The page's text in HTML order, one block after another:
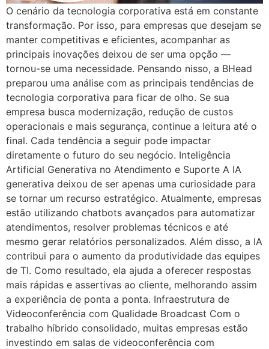
O cenário da tecnologia corporativa está em constante
transformação. Por isso, para empresas que desejam se
manter competitivas e eficientes, acompanhar as
principais inovações deixou de ser uma opção —
tornou-se uma necessidade. Pensando nisso, a BHead
preparou uma análise com as principais tendências de
tecnologia corporativa para ficar de olho. Se sua
empresa busca modernização, redução de custos
operacionais e mais segurança, continue a leitura até o
final. Cada tendência a seguir pode impactar
diretamente o futuro do seu negócio. Inteligência
Artificial Generativa no Atendimento e Suporte A IA
generativa deixou de ser apenas uma curiosidade para
se tornar um recurso estratégico. Atualmente, empresas
estão utilizando chatbots avançados para automatizar
atendimentos, resolver problemas técnicos e até
mesmo gerar relatórios personalizados. Além disso, a IA
contribui para o aumento da produtividade das equipes
de TI. Como resultado, ela ajuda a oferecer respostas
mais rápidas e assertivas ao cliente, melhorando assim
a experiência de ponta a ponta. Infraestrutura de
Videoconferência com Qualidade Broadcast Com o
trabalho híbrido consolidado, muitas empresas estão
investindo em salas de videoconferência com